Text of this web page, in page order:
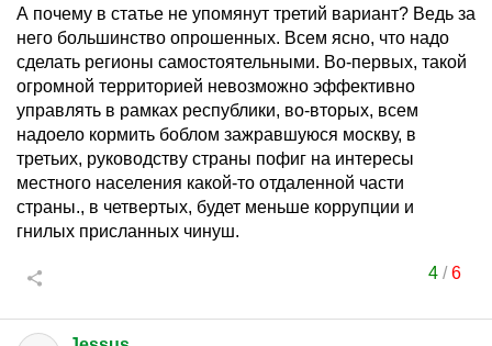
А почему в статье не упомянут третий вариант? Ведь за
него большинство опрошенных. Всем ясно, что надо
сделать регионы самостоятельными. Во-первых, такой
огромной территорией невозможно эффективно
управлять в рамках республики, во-вторых, всем
надоело кормить боблом зажравшуюся москву, в
третьих, руководству страны пофиг на интересы
местного населения какой-то отдаленной части
страны., в четвертых, будет меньше коррупции и
гнилых присланных чинуш.
4/6